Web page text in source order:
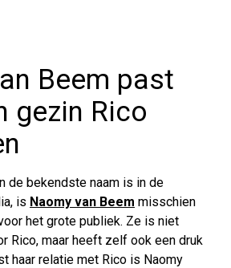
Beem past
gezin Rico
de bekendste naam is in de
is Naomy van Beem misschien
het grote publiek. Ze is niet
Rico, maar heeft zelf ook een druk
haar relatie met Rico is Naomy